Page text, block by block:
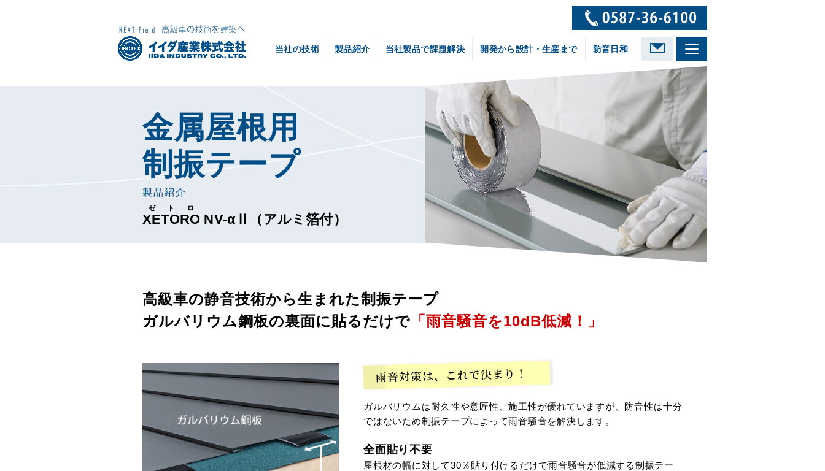
当社の技術 製品紹介 当社製品で課題解決 開発から設計・生産まで 防音日和
金属屋根用
制振テープ
製品紹介
XETORO
ゼトロ
NV-α Ⅱ （アルミ箔付）
高級車の静音技術から生まれた制振テープ
ガルバリウム鋼板の裏面に貼るだけで 「雨音騒音を10dB低減！」
雨音対策は、これで決まり！
ガルバリウムは耐久性や意匠性、施工性が優れていますが、防音性は十分
ではないため制振テープによって雨音騒音を解決します。
全面貼り不要
屋根材の幅に対して30％貼り付けるだけで雨音騒音が低減する制振テー